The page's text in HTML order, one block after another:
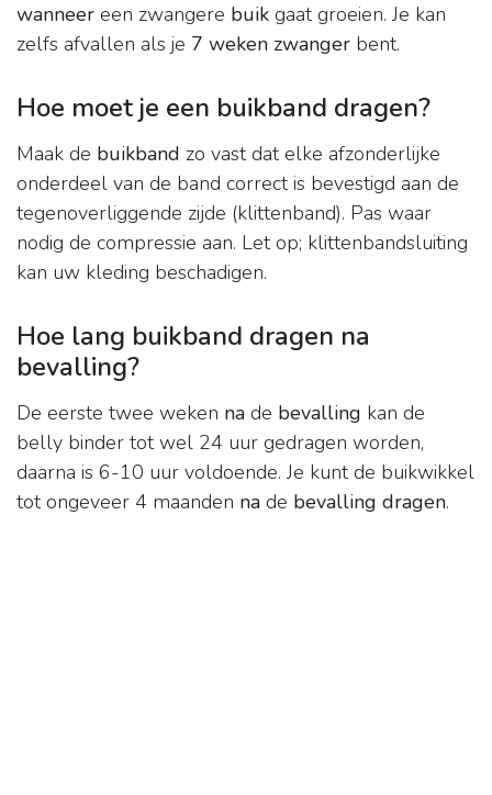
wanneer een zwangere buik gaat groeien. Je kan
zelfs afvallen als je 7 weken zwanger bent.
Hoe moet je een buikband dragen?
Maak de buikband zo vast dat elke afzonderlijke
onderdeel van de band correct is bevestigd aan de
tegenoverliggende zijde (klittenband). Pas waar
nodig de compressie aan. Let op; klittenbandsluiting
kan uw kleding beschadigen.
Hoe lang buikband dragen na
bevalling?
De eerste twee weken na de bevalling kan de
belly binder tot wel 24 uur gedragen worden,
daarna is 6-10 uur voldoende. Je kunt de buikwikkel
tot ongeveer 4 maanden na de bevalling dragen.